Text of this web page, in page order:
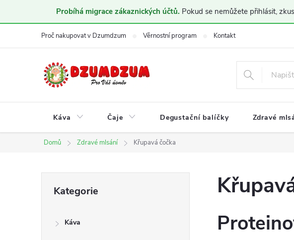
Probíhá migrace zákaznických účtů. Pokud se nemůžete přihlásit,
Proč nakupovat v Dzumdzum Věrnostní program Kontakt Doprava a
Káva Čaje Degustační balíčky Zdravé
Domů Zdravé mlsání Křupavá čočka
kategorie
Kategorie
Káva